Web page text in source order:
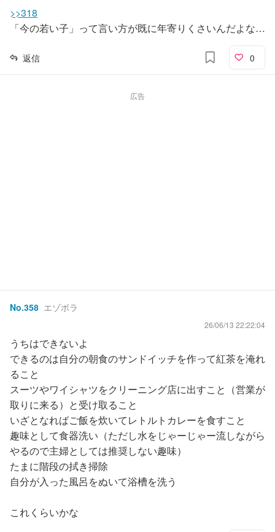
>>318
「今の若い子」って言い方が既に年寄りくさいんだよな…
返信 0
広告
No.358 エゾボラ
26/06/13 22:22:04
うちはできないよ
できるのは自分の朝食のサンドイッチを作って紅茶を淹れ
ること
スーツやワイシャツをクリーニング店に出すこと（営業が
取りに来る）と受け取ること
いざとなればご飯を炊いてレトルトカレーを食すこと
趣味として食器洗い（ただし水をじゃーじゃー流しながら
やるので主婦としては推奨しない趣味）
たまに階段の拭き掃除
自分が入った風呂をぬいて浴槽を洗う
これくらいかな